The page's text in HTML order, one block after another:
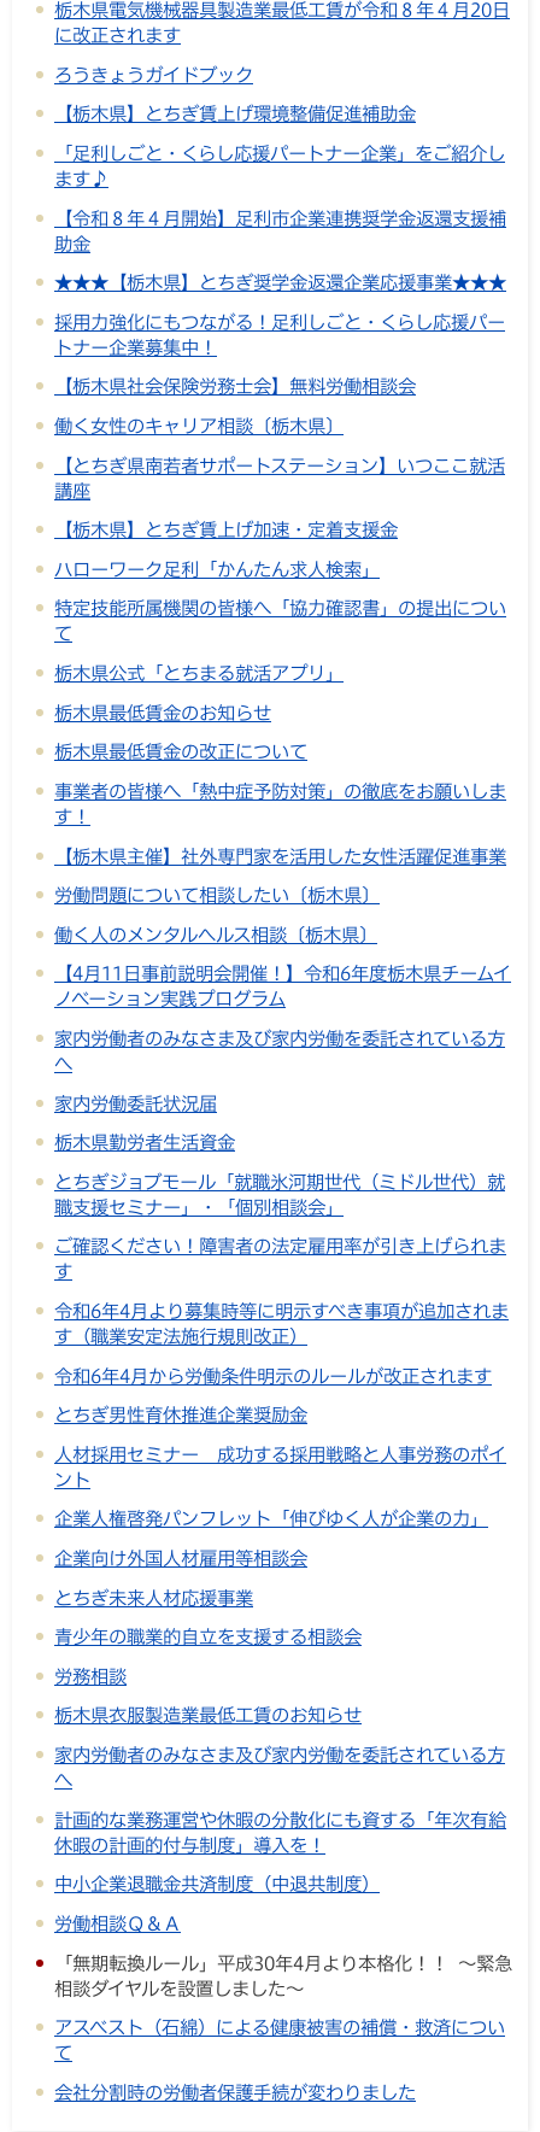
栃木県電気機械器具製造業最低工賃が令和８年４月20日
に改正されます
ろうきょうガイドブック
【栃木県】とちぎ賃上げ環境整備促進補助金
「足利しごと・くらし応援パートナー企業」をご紹介し
ます♪
【令和８年４月開始】足利市企業連携奨学金返還支援補
助金
★★★【栃木県】とちぎ奨学金返還企業応援事業★★★
採用力強化にもつながる！足利しごと・くらし応援パー
トナー企業募集中！
【栃木県社会保険労務士会】無料労働相談会
働く女性のキャリア相談〔栃木県〕
【とちぎ県南若者サポートステーション】いつここ就活
講座
【栃木県】とちぎ賃上げ加速・定着支援金
ハローワーク足利「かんたん求人検索」
特定技能所属機関の皆様へ「協力確認書」の提出につい
て
栃木県公式「とちまる就活アプリ」
栃木県最低賃金のお知らせ
栃木県最低賃金の改正について
事業者の皆様へ「熱中症予防対策」の徹底をお願いしま
す！
【栃木県主催】社外専門家を活用した女性活躍促進事業
労働問題について相談したい〔栃木県〕
働く人のメンタルヘルス相談〔栃木県〕
【4月11日事前説明会開催！】令和6年度栃木県チームイ
ノベーション実践プログラム
家内労働者のみなさま及び家内労働を委託されている方
へ
家内労働委託状況届
栃木県勤労者生活資金
とちぎジョブモール「就職氷河期世代（ミドル世代）就
職支援セミナー」・「個別相談会」
ご確認ください！障害者の法定雇用率が引き上げられま
す
令和6年4月より募集時等に明示すべき事項が追加されま
す（職業安定法施行規則改正）
令和6年4月から労働条件明示のルールが改正されます
とちぎ男性育休推進企業奨励金
人材採用セミナー 成功する採用戦略と人事労務のポイ
ント
企業人権啓発パンフレット「伸びゆく人が企業の力」
企業向け外国人材雇用等相談会
とちぎ未来人材応援事業
青少年の職業的自立を支援する相談会
労務相談
栃木県衣服製造業最低工賃のお知らせ
家内労働者のみなさま及び家内労働を委託されている方
へ
計画的な業務運営や休暇の分散化にも資する「年次有給
休暇の計画的付与制度」導入を！
中小企業退職金共済制度（中退共制度）
労働相談Ｑ＆Ａ
「無期転換ルール」平成30年4月より本格化！！ ～緊急
相談ダイヤルを設置しました～
アスベスト（石綿）による健康被害の補償・救済につい
て
会社分割時の労働者保護手続が変わりました